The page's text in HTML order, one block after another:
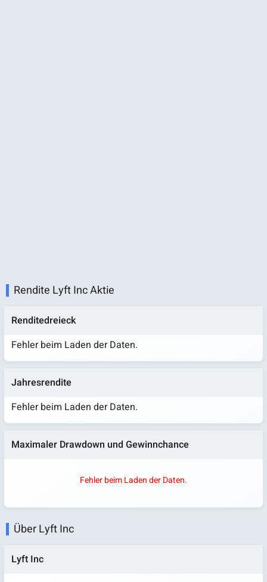
Rendite Lyft Inc Aktie
Renditedreieck
Fehler beim Laden der Daten.
Jahresrendite
Fehler beim Laden der Daten.
Maximaler Drawdown und Gewinnchance
Fehler beim Laden der Daten.
Über Lyft Inc
Lyft Inc